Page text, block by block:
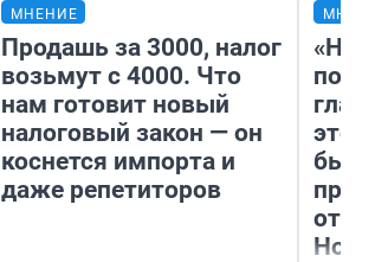
МНЕНИЕ
Продашь за 3000, налог
возьмут с 4000. Что
нам готовит новый
налоговый закон — он
коснется импорта и
даже репетиторов
этого
бьет